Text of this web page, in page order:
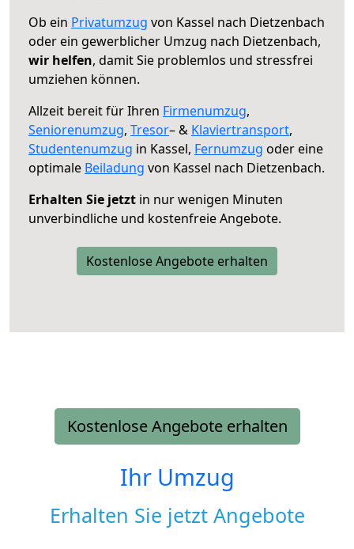
Ob ein Privatumzug von Kassel nach Dietzenbach
oder ein gewerblicher Umzug nach Dietzenbach,
wir helfen, damit Sie problemlos und stressfrei
umziehen können.
Allzeit bereit für Ihren Firmenumzug,
Seniorenumzug, Tresor– & Klaviertransport,
Studentenumzug in Kassel, Fernumzug oder eine
optimale Beiladung von Kassel nach Dietzenbach.
Erhalten Sie jetzt in nur wenigen Minuten
unverbindliche und kostenfreie Angebote.
Kostenlose Angebote erhalten
Kostenlose Angebote erhalten
Ihr Umzug
Erhalten Sie jetzt Angebote